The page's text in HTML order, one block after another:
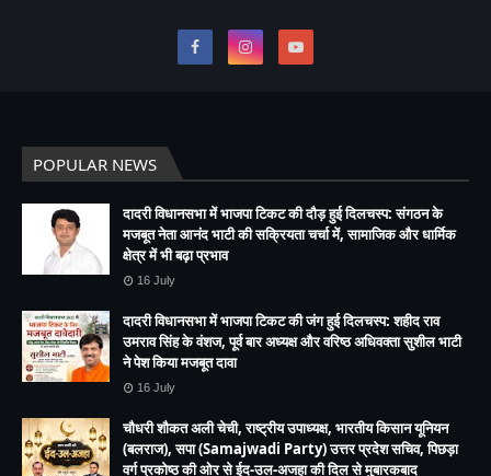
POPULAR NEWS
दादरी विधानसभा में भाजपा टिकट की दौड़ हुई दिलचस्प: संगठन के
मजबूत नेता आनंद भाटी की सक्रियता चर्चा में, सामाजिक और धार्मिक
क्षेत्र में भी बढ़ा प्रभाव
16 July
दादरी विधानसभा में भाजपा टिकट की जंग हुई दिलचस्प: शहीद राव
उमराव सिंह के वंशज, पूर्व बार अध्यक्ष और वरिष्ठ अधिवक्ता सुशील भाटी
ने पेश किया मजबूत दावा
16 July
चौधरी शौकत अली चेची, राष्ट्रीय उपाध्यक्ष, भारतीय किसान यूनियन
(बलराज), सपा (Samajwadi Party) उत्तर प्रदेश सचिव, पिछड़ा
वर्ग प्रकोष्ठ की ओर से ईद-उल-अजहा की दिल से मुबारकबाद